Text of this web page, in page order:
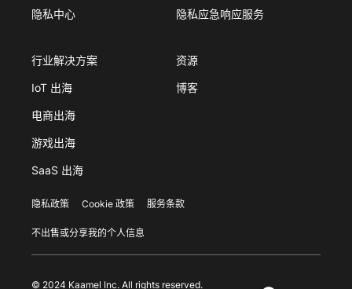
隐私中心 隐私应急响应服务
行业解决方案
IoT 出海
电商出海
游戏出海
SaaS 出海
资源
博客
隐私政策 Cookie 政策 服务条款
不出售或分享我的个人信息
© 2024 Kaamel Inc. All rights reserved.